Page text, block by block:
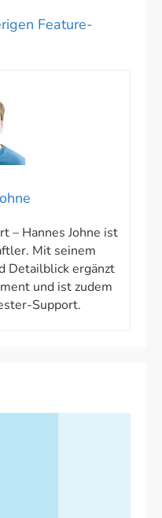
Feature-
– Hannes Johne ist
Mit seinem
Detailblick ergänzt
und ist zudem
Support.